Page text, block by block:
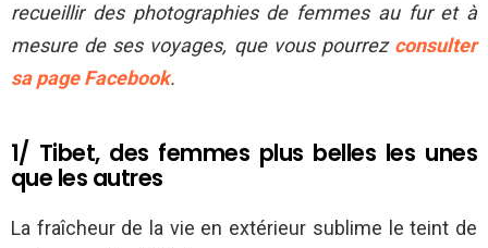
recueillir des photographies de femmes au fur et à
mesure de ses voyages, que vous pourrez consulter
sa page Facebook.
1/ Tibet, des femmes plus belles les unes
que les autres
La fraîcheur de la vie en extérieur sublime le teint de